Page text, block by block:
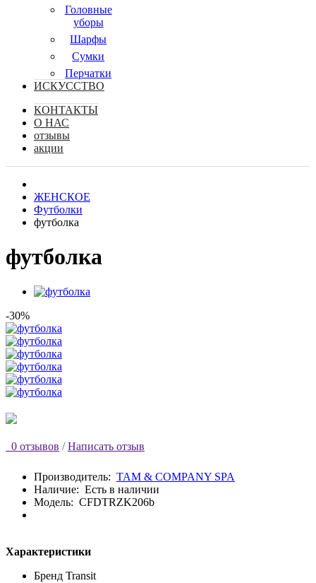
Головные
уборы
Шарфы
Сумки
Перчатки
ИСКУССТВО
КОНТАКТЫ
О НАС
отзывы
акции
ЖЕНСКОЕ
Футболки
футболка
футболка
-30%
0 отзывов / Написать отзыв
Производитель: TAM & COMPANY SPA
Наличие: Есть в наличии
Модель: CFDTRZK206b
Характеристики
Бренд Transit